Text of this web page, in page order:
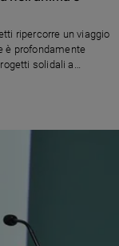
ripercorre un viaggio
è profondamente
solidali a